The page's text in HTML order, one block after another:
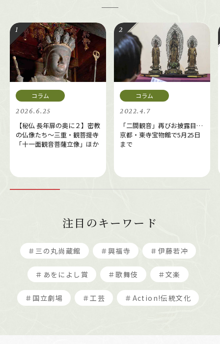
2026.6.25
【秘仏 長年扉の奥に２】密教
の仏像たち～三重・観菩提寺
「十一面観音菩薩立像」ほか
2022.4.7
「二間観音」再びお披露目…
京都・東寺宝物館で5月25日
まで
注目のキーワード
＃三の丸尚蔵館 ＃興福寺 ＃伊藤若冲
＃あをによし賞 ＃歌舞伎 ＃文楽
＃国立劇場 ＃工芸 ＃Action!伝統文化